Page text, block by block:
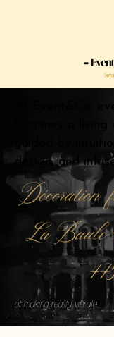
becomes a
guided by
design, and
La
of making reality vibrate.